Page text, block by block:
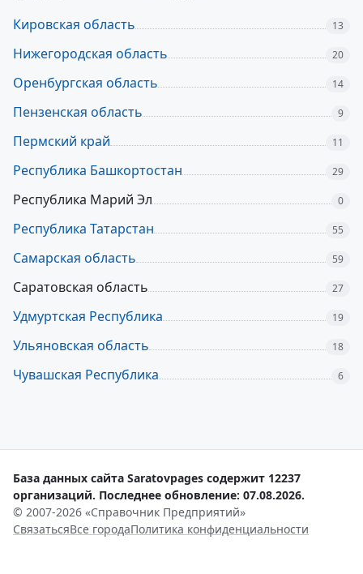
Кировская область 13
Нижегородская область 20
Оренбургская область 14
Пензенская область 9
Пермский край 11
Республика Башкортостан 29
Республика Марий Эл 0
Республика Татарстан 55
Самарская область 59
Саратовская область 27
Удмуртская Республика 19
Ульяновская область 18
Чувашская Республика 6
База данных сайта Saratovpages содержит 12237
организаций. Последнее обновление: 07.08.2026.
© 2007-2026 «Справочник Предприятий»
СвязатьсяВсе городаПолитика конфиденциальности